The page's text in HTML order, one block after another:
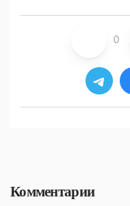
0
Комментарии